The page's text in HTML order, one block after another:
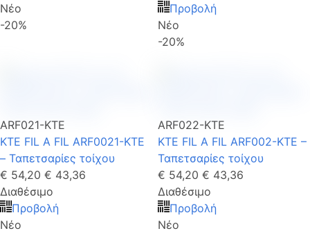
Νέο
-20%
Προβολή
Νέο
-20%
ARF021-KTE
KTE FIL A FIL ARF0021-KTE
– Ταπετσαρίες τοίχου
€ 54,20 € 43,36
Διαθέσιμο
Προβολή
Νέο
ARF022-KTE
KTE FIL A FIL ARF002-KTE –
Ταπετσαρίες τοίχου
€ 54,20 € 43,36
Διαθέσιμο
Προβολή
Νέο